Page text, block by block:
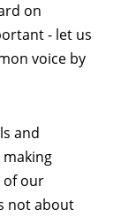
on
- let us
voice by
and
of our
not about